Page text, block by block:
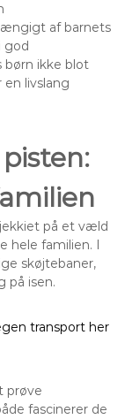
af barnets
god
børn ikke blot
livslang
på et væld
hele familien. I
skøjtebaner,
på isen.
transport her
prøve
fascinerer de